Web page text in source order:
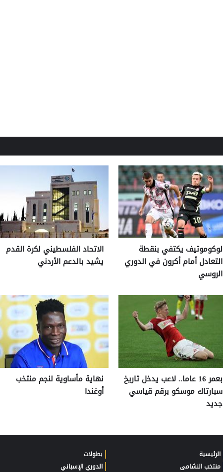
لوكوموتيف يكتفي بنقطة
التعادل أمام أكرون في الدوري
الروسي
الاتحاد الفلسطيني لكرة القدم
يشيد بالدعم الأردني
بعمر 16 عاما.. لاعب يدخل تاريخ
سبارتاك موسكو برقم قياسي
جديد
نهاية مأساوية لنجم منتخب
أوغندا
الرئيسية
منتخب النشامى
بطولات
الدوري الإسباني